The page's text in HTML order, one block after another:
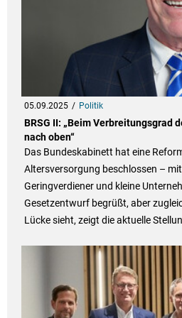
05.09.2025 Politik
BRSG II: „Beim Verbreitungsgrad
nach oben“
Das Bundeskabinett hat eine
Altersversorgung beschlossen –
Geringverdiener und kleine
Gesetzentwurf begrüßt, aber
Lücke sieht, zeigt die aktuelle